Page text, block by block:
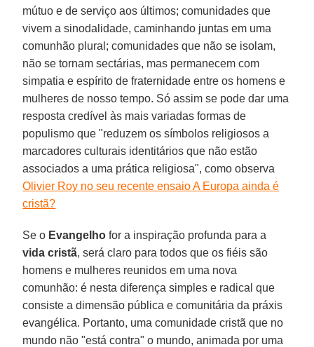
mútuo e de serviço aos últimos; comunidades que
vivem a sinodalidade, caminhando juntas em uma
comunhão plural; comunidades que não se isolam,
não se tornam sectárias, mas permanecem com
simpatia e espírito de fraternidade entre os homens e
mulheres de nosso tempo. Só assim se pode dar uma
resposta credível às mais variadas formas de
populismo que "reduzem os símbolos religiosos a
marcadores culturais identitários que não estão
associados a uma prática religiosa", como observa
Olivier Roy no seu recente ensaio A Europa ainda é
cristã?
Se o Evangelho for a inspiração profunda para a
vida cristã, será claro para todos que os fiéis são
homens e mulheres reunidos em uma nova
comunhão: é nesta diferença simples e radical que
consiste a dimensão pública e comunitária da práxis
evangélica. Portanto, uma comunidade cristã que no
mundo não "está contra" o mundo, animada por uma